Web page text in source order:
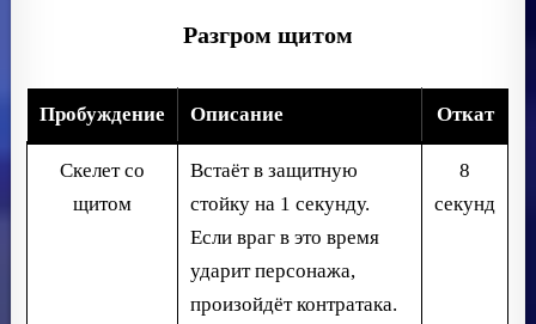
Разгром щитом
Пробуждение Описание Откат
Скелет со
щитом
Встаёт в защитную
стойку на 1 секунду.
Если враг в это время
ударит персонажа,
произойдёт контратака.
8
секунд